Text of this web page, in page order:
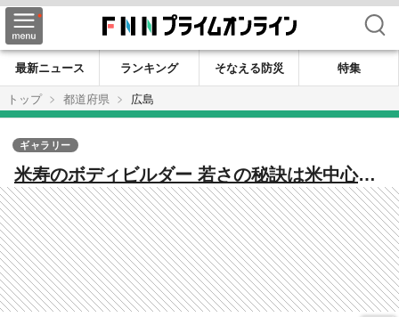
検索
最新ニュース ランキング そなえる防災
特集
トップ
都道府県 広島
米寿のボディビルダー 若さの秘訣は米中心の
質素な食事 筋肉も駄洒落トークも弾けまくり
【広島発】
ギャラリー